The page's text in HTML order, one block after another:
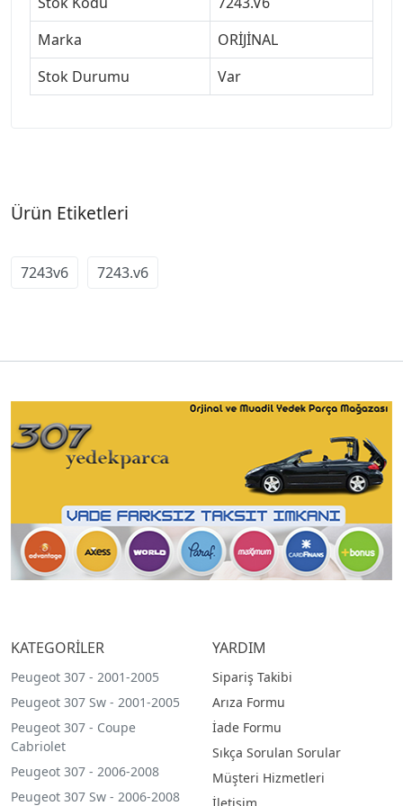
Marka
ORİJİNAL
Stok Durumu
Var
Ürün Etiketleri
7243v6 7243.v6
KATEGORİLER
Peugeot 307 - 2001-2005
Peugeot 307 Sw - 2001-2005
Peugeot 307 - Coupe
Cabriolet
Peugeot 307 - 2006-2008
Peugeot 307 Sw - 2006-2008
YARDIM
Sipariş Takibi
Arıza Formu
İade Formu
Sıkça Sorulan Sorular
Müşteri Hizmetleri